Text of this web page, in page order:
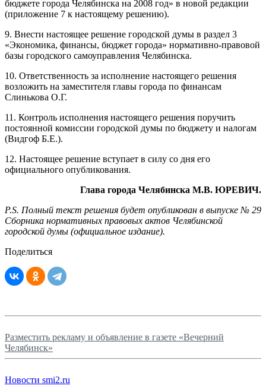
бюджете города Челябинска на 2008 год» в новой редакции
(приложение 7 к настоящему решению).
9. Внести настоящее решение городской думы в раздел 3
«Экономика, финансы, бюджет города» нормативно-правовой
базы городского самоуправления Челябинска.
10. Ответственность за исполнение настоящего решения
возложить на заместителя главы города по финансам
Слинькова О.Г.
11. Контроль исполнения настоящего решения поручить
постоянной комиссии городской думы по бюджету и налогам
(Видгоф Б.Е.).
12. Настоящее решение вступает в силу со дня его
официального опубликования.
Глава города Челябинска М.В. ЮРЕВИЧ.
P.S. Полный текст решения будет опубликован в выпуске № 29
Сборника нормативных правовых актов Челябинской
городской думы (официальное издание).
Поделиться
Разместить рекламу и объявление в газете «Вечерний
Челябинск»
Новости smi2.ru